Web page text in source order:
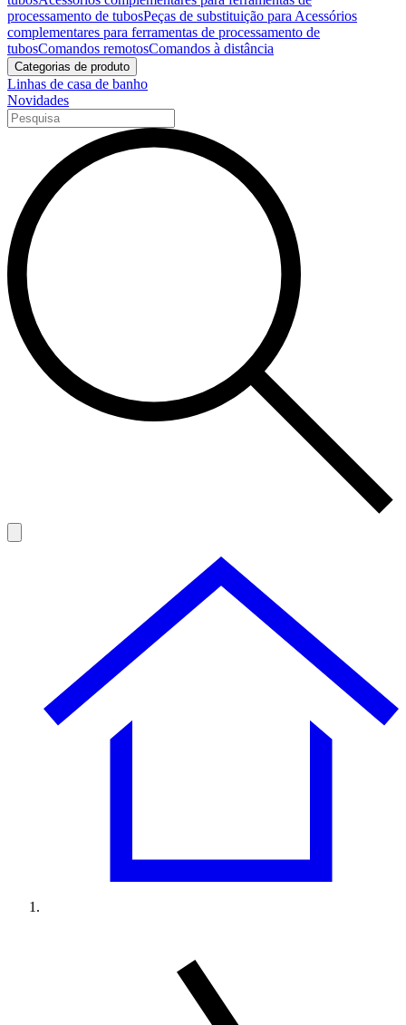
processamento de tubosPeças de substituição para Acessórios
complementares para ferramentas de processamento de
tubosComandos remotosComandos à distância
Categorias de produto
Linhas de casa de banho
Novidades